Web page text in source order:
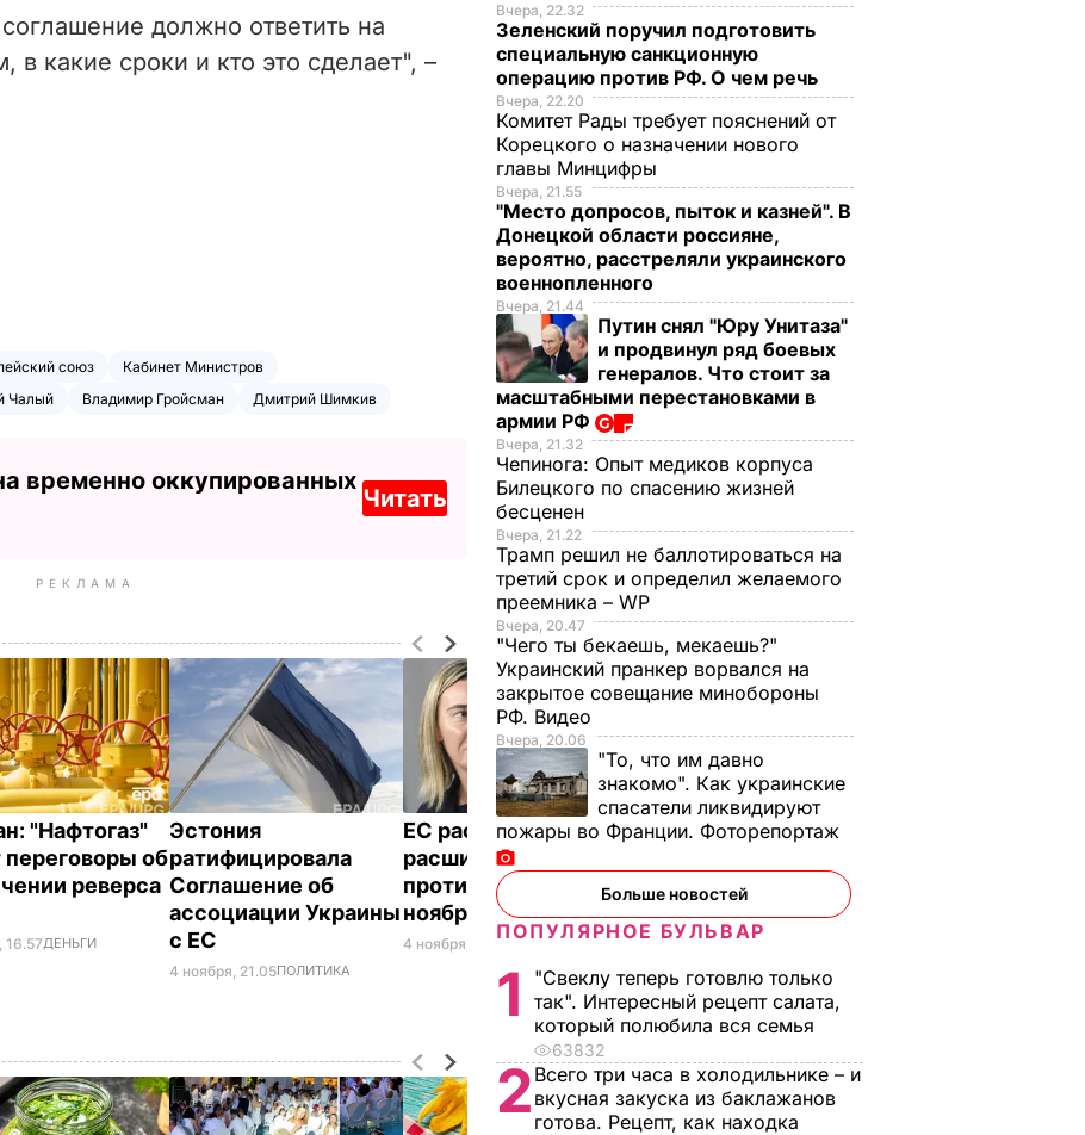
должно ответить на
какие сроки и кто это сделает", –
союз
Кабинет Министров
Чалый Владимир Гройсман Дмитрий Шимкив
временно оккупированных
Читать
РЕКЛАМА
"Нафтогаз"
переговоры об
реверса
16.57ДЕНЬГИ
Эстония
ратифицировала
Соглашение об
ассоциации Украины
с ЕС
4 ноября, 21.05ПОЛИТИКА
ЕС рассмотрит
расширение санкций
против России 17
ноября
4 ноября, 20.20 ДЕНЬГИ
ЕС проверит
перемещениях
войск РФ в Украине
3 ноября, 16.21 ВОЙНА В УКРАИНЕ
Вчера, 22.32
Зеленский поручил подготовить
специальную санкционную
операцию против РФ. О чем речь
Вчера, 22.20
Комитет Рады требует пояснений от
Корецкого о назначении нового
главы Минцифры
Вчера, 21.55
"Место допросов, пыток и казней". В
Донецкой области россияне,
вероятно, расстреляли украинского
военнопленного
Вчера, 21.44
Путин снял "Юру Унитаза"
и продвинул ряд боевых
генералов. Что стоит за
масштабными перестановками в
армии РФ
Вчера, 21.32
Чепинога: Опыт медиков корпуса
Билецкого по спасению жизней
бесценен
Вчера, 21.22
Трамп решил не баллотироваться на
третий срок и определил желаемого
преемника – WP
Вчера, 20.47
"Чего ты бекаешь, мекаешь?"
Украинский пранкер ворвался на
закрытое совещание минобороны
РФ. Видео
Вчера, 20.06
"То, что им давно
знакомо". Как украинские
спасатели ликвидируют
пожары во Франции. Фоторепортаж
Больше новостей
ПОПУЛЯРНОЕ БУЛЬВАР
1
"Свеклу теперь готовлю только
так". Интересный рецепт салата,
который полюбила вся семья
63832
2 Всего три часа в холодильнике – и
вкусная закуска из баклажанов
готова. Рецепт, как находка